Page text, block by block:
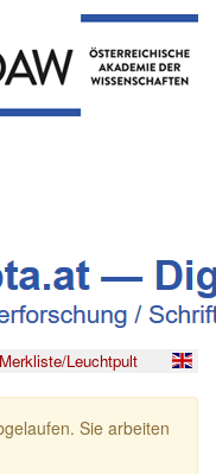
Merkliste/Leuchtpult
Sie arbeiten